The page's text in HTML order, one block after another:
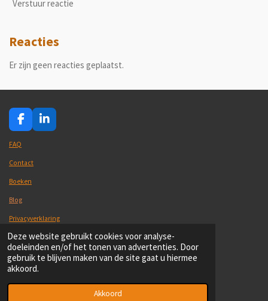
Deze website gebruikt cookies voor analyse-
doeleinden en/of het tonen van advertenties. Door
gebruik te blijven maken van de site gaat u hiermee
akkoord.
Akkoord
Verstuur reactie
Reacties
Er zijn geen reacties geplaatst.
F
a
c
b
o
o
k
L
i
FAQ
Contact
Boeken
Blog
Privacyverklaring
Powered by JouwWeb
E-mailadres